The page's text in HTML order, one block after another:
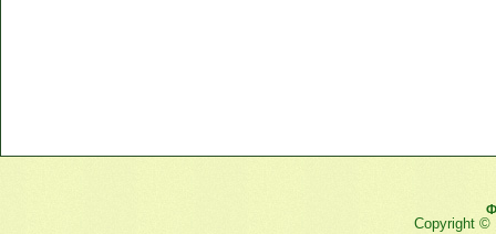
Copyright ©